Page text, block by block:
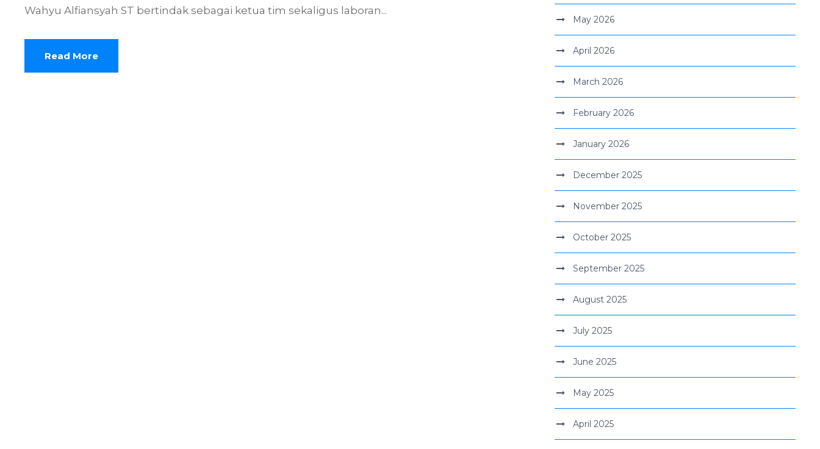
Wahyu Alfiansyah ST bertindak sebagai ketua tim sekaligus laboran...
Read More
May 2026
April 2026
March 2026
February 2026
January 2026
December 2025
November 2025
October 2025
September 2025
August 2025
July 2025
June 2025
May 2025
April 2025